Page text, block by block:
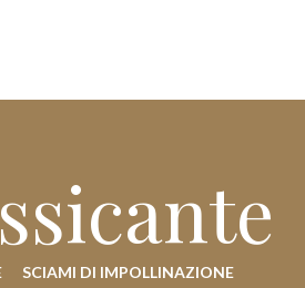
SCIAMI DI IMPOLLINAZIONE